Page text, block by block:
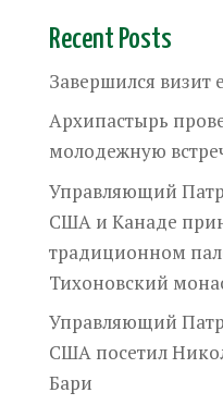
Recent Posts
Завершился
Архипастырь
молодежную
Управляющий
США и Канаде
традиционном
Тихоновский
Управляющий
США посетил
Бари